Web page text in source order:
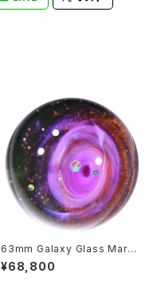
63mm Galaxy Glass Marbl
e 宇宙ガラスマーブル - オブジ
ェ no.M289
¥68,800